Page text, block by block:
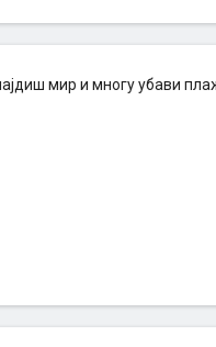
мир и многу убави